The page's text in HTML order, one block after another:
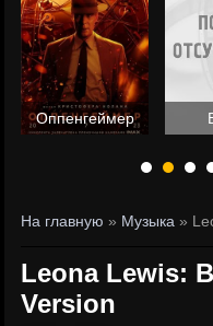
Оппенгеймер
На главную » Музыка »
Leona Lewis:
Version